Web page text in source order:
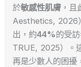
於敏感性肌膚 ，
Aesthetics, 2026
出，約44%的受
TRUE, 2025）。
再是少數人的困擾